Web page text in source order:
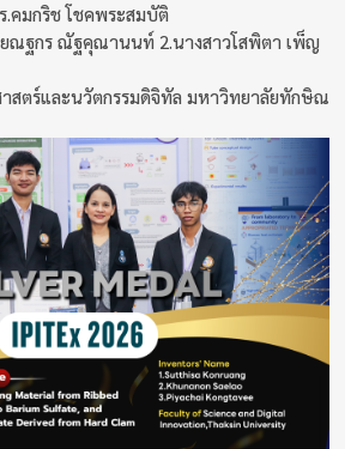
.คมกริช โชคพระสมบัติ
ณฐกร ณัฐคุณานนท์ 2.นางสาวโสพิตา เพ็ญ
สตร์และนวัตกรรมดิจิทัล มหาวิทยาลัยทักษิณ